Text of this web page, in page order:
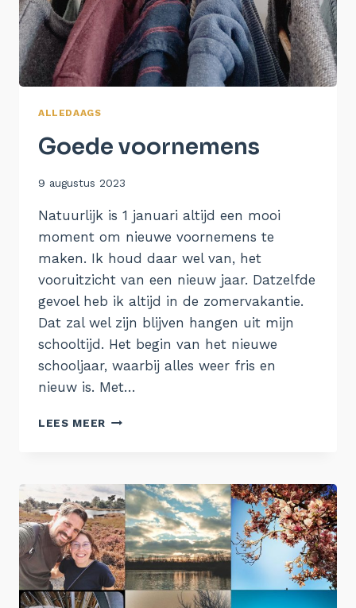
ALLEDAAGS
Goede voornemens
Door
9 augustus 2023
Natuurlijk is 1 januari altijd een mooi
moment om nieuwe voornemens te
maken. Ik houd daar wel van, het
vooruitzicht van een nieuw jaar. Datzelfde
gevoel heb ik altijd in de zomervakantie.
Dat zal wel zijn blijven hangen uit mijn
schooltijd. Het begin van het nieuwe
schooljaar, waarbij alles weer fris en
nieuw is. Met…
LEES MEER GOEDE